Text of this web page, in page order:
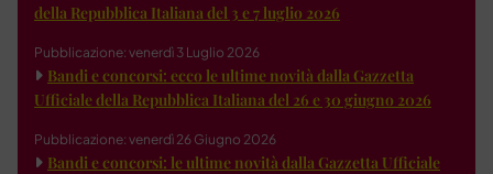
della Repubblica Italiana del 3 e 7 luglio 2026
Pubblicazione: venerdì 3 Luglio 2026
Bandi e concorsi: ecco le ultime novità dalla Gazzetta
Ufficiale della Repubblica Italiana del 26 e 30 giugno 2026
Pubblicazione: venerdì 26 Giugno 2026
Bandi e concorsi: le ultime novità dalla Gazzetta Ufficiale